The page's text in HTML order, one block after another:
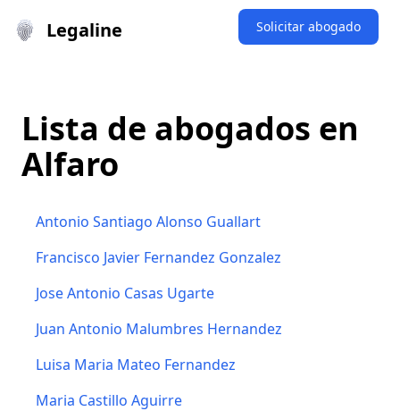
Legaline Solicitar abogado
Lista de abogados en
Alfaro
Antonio Santiago Alonso Guallart
Francisco Javier Fernandez Gonzalez
Jose Antonio Casas Ugarte
Juan Antonio Malumbres Hernandez
Luisa Maria Mateo Fernandez
Maria Castillo Aguirre